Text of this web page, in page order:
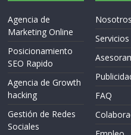
Agencia de
Marketing Online
Posicionamiento
SEO Rapido
Agencia de Growth
hacking
Gestión de Redes
Sociales
Nosotros
Servicios
FAQ